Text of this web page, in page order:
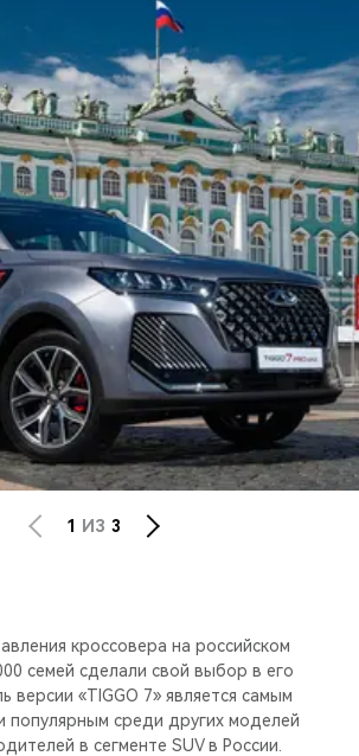
1 ИЗ 3
кроссовера на российском
семей сделали свой выбор в его
версии «TIGGO 7» является самым
популярным среди других моделей
в сегменте SUV в России.